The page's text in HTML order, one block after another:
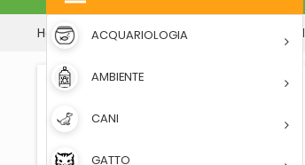
ACQUARIOLOGIA
AMBIENTE
CANI
GATTO
Home VOLATILI PASTONCINI MORBIDI